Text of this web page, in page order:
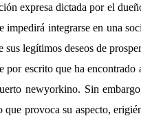
expresa dictada por el
integrarse en una
legítimos deseos de
por escrito que ha encontrado
newyorkino. Sin
provoca su aspecto,